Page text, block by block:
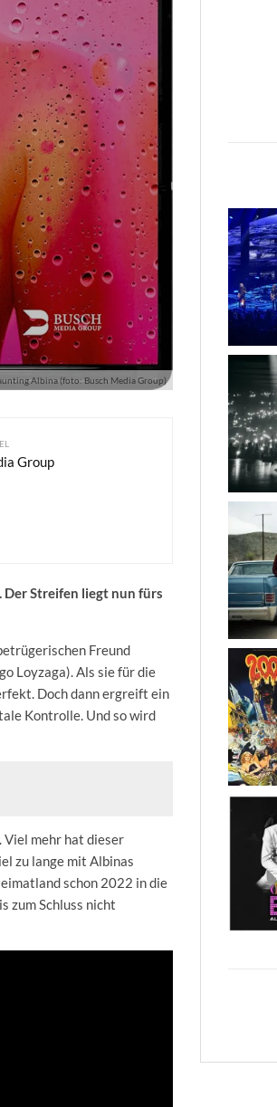
Albina (foto: Busch Media Group)
Group
Der Streifen liegt nun fürs
Freund
Loyzaga). Als sie für die
Doch dann ergreift ein
Kontrolle. Und so wird
Viel mehr hat dieser
zu lange mit Albinas
schon 2022 in die
zum Schluss nicht